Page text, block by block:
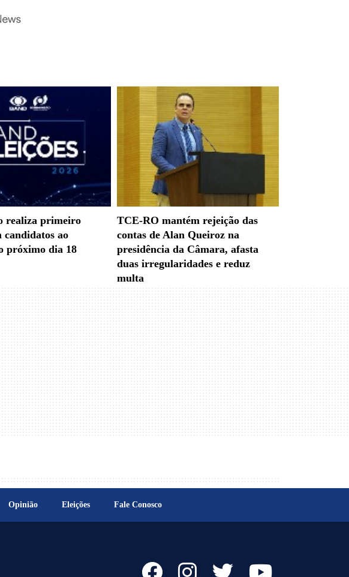
realiza primeiro
candidatos ao
próximo dia 18
TCE-RO mantém rejeição das
contas de Alan Queiroz na
presidência da Câmara, afasta
duas irregularidades e reduz
multa
Opinião Eleições Fale Conosco